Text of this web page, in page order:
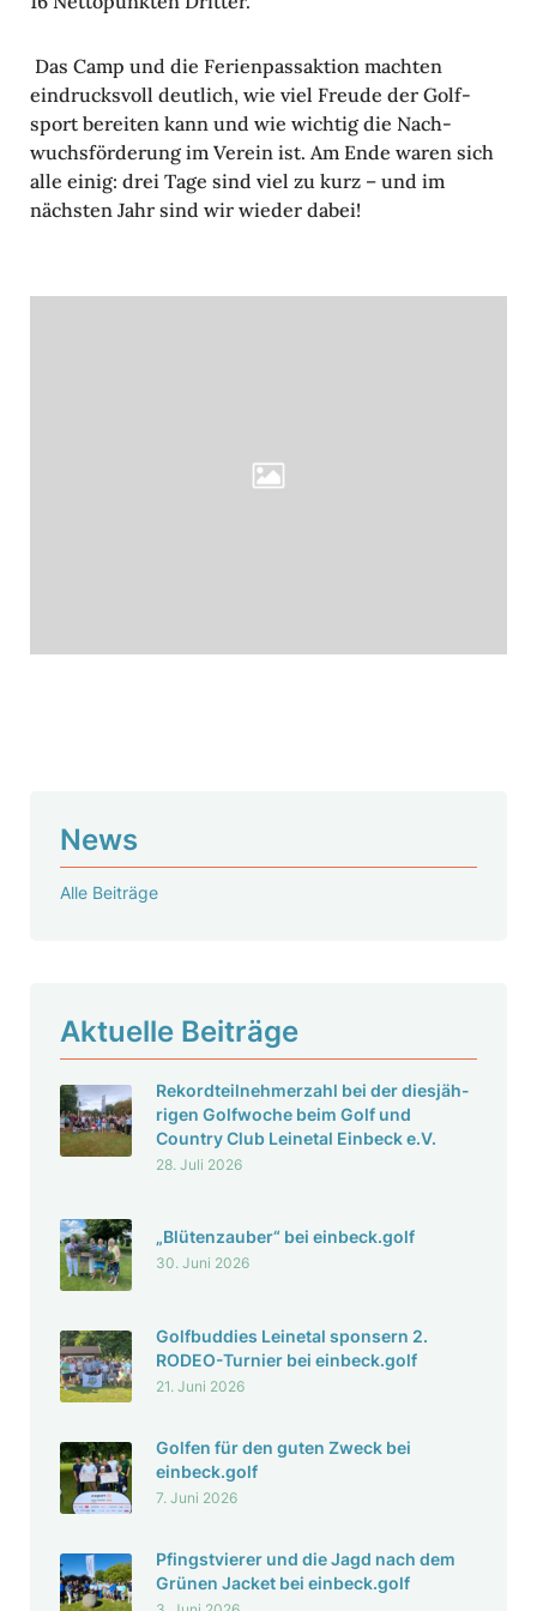
Das Camp und die Feri­en­pass­ak­tion machten
eindrucks­voll deut­lich, wie viel Freude der Golf­
sport bereiten kann und wie wichtig die Nach­
wuchs­för­de­rung im Verein ist. Am Ende waren sich
alle einig: drei Tage sind viel zu kurz – und im
nächsten Jahr sind wir wieder dabei!
News
Alle Beiträge
Aktu­elle Beiträge
Rekord­teil­neh­mer­zahl bei der dies­jäh­
rigen Golf­woche beim Golf und
Country Club Leinetal Einbeck e.V.
28. Juli 2026
„Blüten­zauber“ bei einbeck.golf
30. Juni 2026
Golf­bud­dies Leinetal spon­sern 2.
RODEO-Turnier bei einbeck.golf
21. Juni 2026
Golfen für den guten Zweck bei
einbeck.golf
7. Juni 2026
Pfingst­vierer und die Jagd nach dem
Grünen Jacket bei einbeck.golf